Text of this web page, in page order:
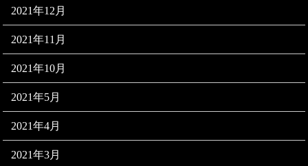
2021年12月
2021年11月
2021年10月
2021年5月
2021年4月
2021年3月